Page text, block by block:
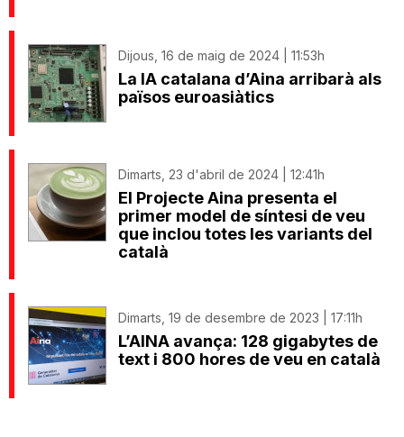
Dijous, 16 de maig de 2024 | 11:53h
La IA catalana d’Aina arribarà als
països euroasiàtics
Dimarts, 23 d'abril de 2024 | 12:41h
El Projecte Aina presenta el
primer model de síntesi de veu
que inclou totes les variants del
català
Dimarts, 19 de desembre de 2023 | 17:11h
L’AINA avança: 128 gigabytes de
text i 800 hores de veu en català